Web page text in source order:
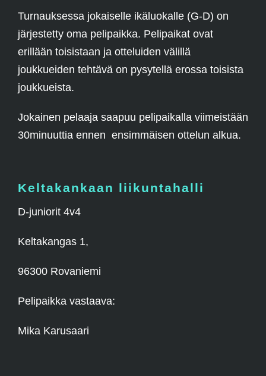
Turnauksessa jokaiselle ikäluokalle (G-D) on
järjestetty oma pelipaikka. Pelipaikat ovat
erillään toisistaan ja otteluiden välillä
joukkueiden tehtävä on pysytellä erossa toisista
joukkueista.
Jokainen pelaaja saapuu pelipaikalla viimeistään
30minuuttia ennen ensimmäisen ottelun alkua.
Keltakankaan liikuntahalli
D-juniorit 4v4
Keltakangas 1,
96300 Rovaniemi
Pelipaikka vastaava:
Mika Karusaari